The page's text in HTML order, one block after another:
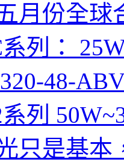
月份全球
列：
48-
列
只是基本